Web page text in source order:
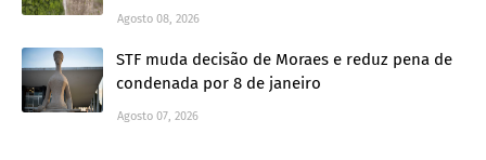
Agosto 08, 2026
STF muda decisão de Moraes e reduz pena de
condenada por 8 de janeiro
Agosto 07, 2026